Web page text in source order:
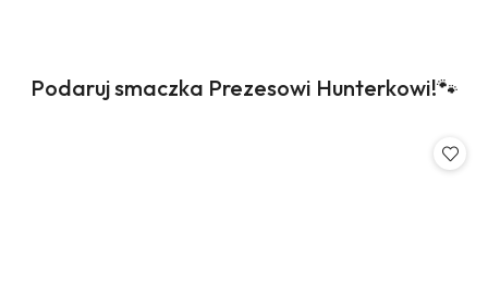
Pomiń karuzelę produktów
Produkty
Podaruj smaczka Prezesowi Hunterkowi!🐾